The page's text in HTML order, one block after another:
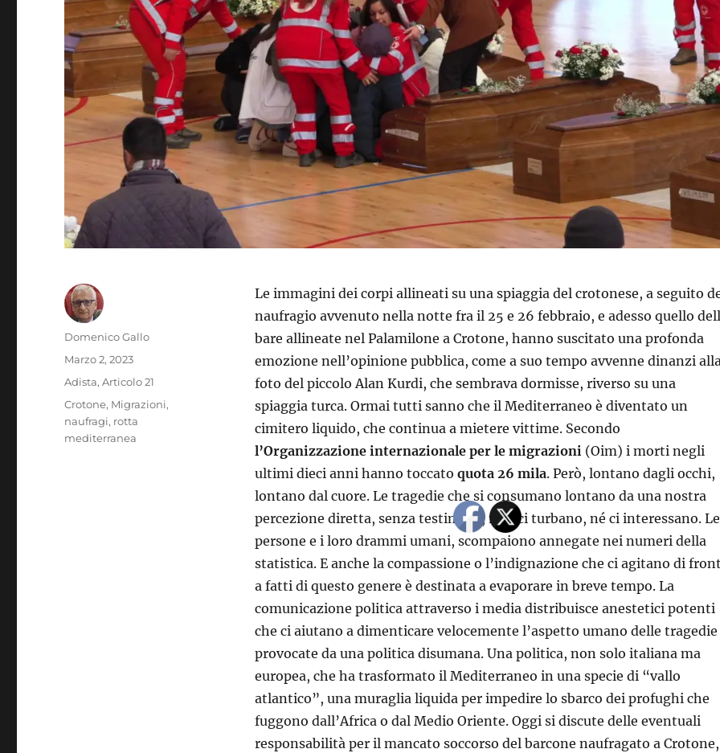
Le immagini dei corpi allineati su una spiaggia del crotonese, a seguito
naufragio avvenuto nella notte fra il 25 e 26 febbraio, e adesso quello
bare allineate nel Palamilone a Crotone, hanno suscitato una profonda
emozione nell’opinione pubblica, come a suo tempo avvenne dinanzi
foto del piccolo Alan Kurdi, che sembrava dormisse, riverso su una
spiaggia turca. Ormai tutti sanno che il Mediterraneo è diventato un
cimitero liquido, che continua a mietere vittime. Secondo
l’Organizzazione internazionale per le migrazioni(Oim) i morti negli
ultimi dieci anni hanno toccato quota 26 mila. Però, lontano dagli occhi,
lontano dal cuore. Le tragedie che si consumano lontano da una nostra
percezione diretta, senza testimoni, non ci turbano, né ci interessano. Le
persone e i loro drammi umani, scompaiono annegate nei numeri della
statistica. E anche la compassione o l’indignazione che ci agitano di
a fatti di questo genere è destinata a evaporare in breve tempo. La
comunicazione politica attraverso i media distribuisce anestetici potenti
che ci aiutano a dimenticare velocemente l’aspetto umano delle tragedie
provocate da una politica disumana. Una politica, non solo italiana ma
europea, che ha trasformato il Mediterraneo in una specie di “vallo
atlantico”, una muraglia liquida per impedire lo sbarco dei profughi che
fuggono dall’Africa o dal Medio Oriente. Oggi si discute delle eventuali
responsabilità per il mancato soccorso del barcone naufragato a Crotone,
Autore
Domenico Gallo
Pubblicato
Marzo 2, 2023
Categorie
Adista,Articolo 21
Tag
Crotone, Migrazioni,
naufragi, rotta
mediterranea